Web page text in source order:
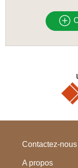
Contactez-nous
A propos